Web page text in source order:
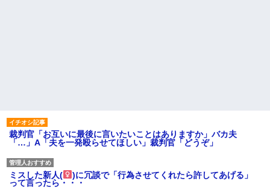
裁判官「お互いに最後に言いたいことはありますか」バカ夫
「…」A「夫を一発殴らせてほしい」裁判官「どうぞ」
ミスした新人(
)に冗談で「行為させてくれたら許してあげる」
って言ったら・・・